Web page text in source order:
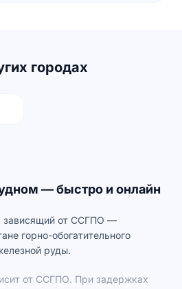
городах
— быстро и онлайн
зависящий от ССГПО —
горно-обогатительного
руды.
от ССГПО. При задержках